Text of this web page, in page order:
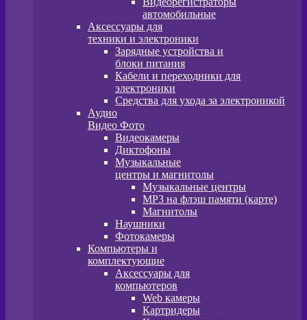
автомобильные
Аксессуары для
техники и электроники
Зарядные устройства и
блоки питания
Кабели и переходники для
электроники
Средства для ухода за электроникой
Аудио
Видео Фото
Видеокамеры
Диктофоны
Музыкальные
центры и магнитолы
Музыкальные центры
MP3 на флэш памяти (карте)
Магнитолы
Наушники
Фотокамеры
Компьютеры и
комплектующие
Аксессуары для
компьютеров
Web камеры
Картридеры